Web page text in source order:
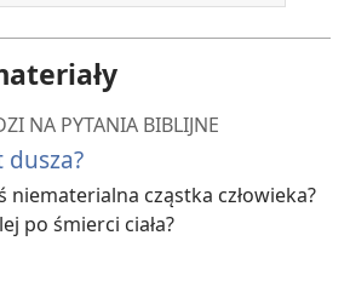
NA PYTANIA BIBLIJNE
dusza?
niematerialna cząstka człowieka?
po śmierci ciała?